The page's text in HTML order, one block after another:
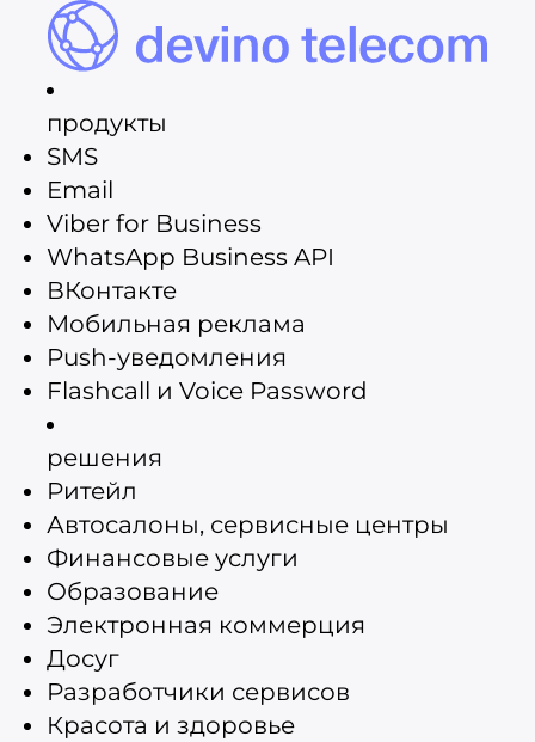
продукты
SMS
Email
Viber for Business
WhatsApp Business API
ВКонтакте
Мобильная реклама
Push-уведомления
Flashcall и Voice Password
решения
Ритейл
Автосалоны, сервисные центры
Финансовые услуги
Образование
Электронная коммерция
Досуг
Разработчики сервисов
Красота и здоровье